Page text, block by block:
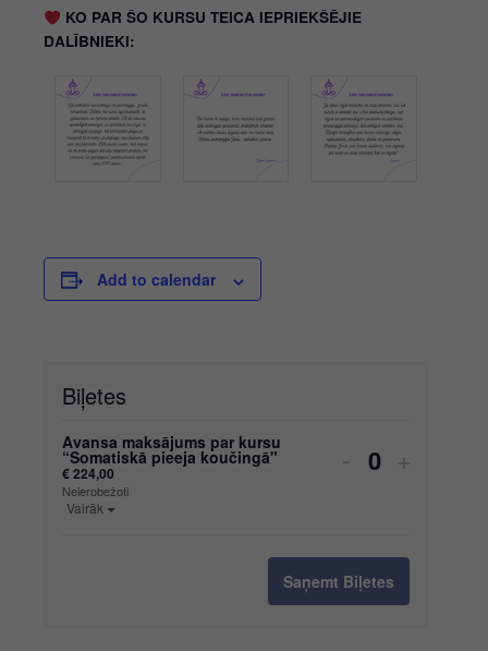
KO PAR ŠO KURSU TEICA IEPRIEKŠĒJIE
DALĪBNIEKI:
Add to calendar
Biļetes
Avansa maksājums par kursu
“Somatiskā pieeja koučingā"
€224,00
Neierobežoti
Open the ticket description.
Vairāk
ticket
for
Avansa
- Quantity
ticket
for
+
Saņemt Biļetes